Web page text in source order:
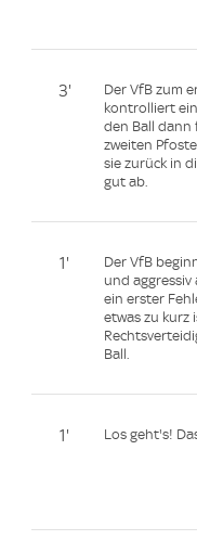
3'
Der VfB zum
kontrolliert
den Ball dann
zweiten
sie zurück in
gut ab.
1'
Der VfB
und
ein erster
etwas zu kurz
Ball.
1' Los geht's!